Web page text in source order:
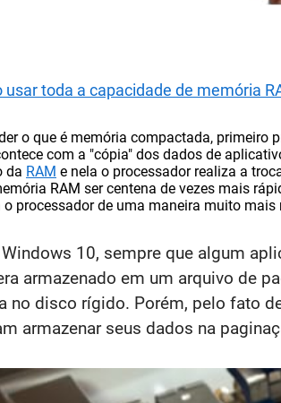
usar toda a capacidade de memória
o que é memória compactada,
com a "cópia" dos dados de
da RAM e nela o processador realiza a
RAM ser centena de vezes mais
processador de uma maneira muito mais
10, sempre que algum
armazenado em um arquivo de
no disco rígido. Porém, pelo fato
armazenar seus dados na